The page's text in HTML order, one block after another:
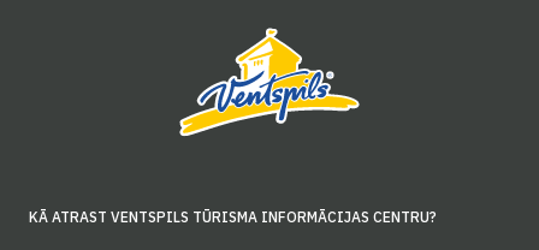
KĀ ATRAST VENTSPILS TŪRISMA INFORMĀCIJAS CENTRU?